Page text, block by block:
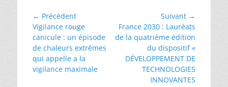
Navigation
de
l’article
← Précédent
Article
précédent :
Vigilance rouge
canicule : un épisode
de chaleurs extrêmes
qui appelle a la
vigilance maximale
Suivant →
Article
suivant :
France 2030 : Lauréats
de la quatrième édition
du dispositif «
DÉVELOPPEMENT DE
TECHNOLOGIES
INNOVANTES